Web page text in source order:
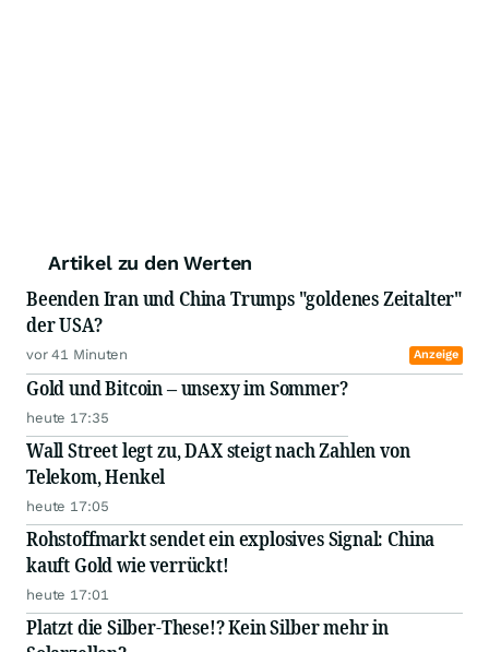
Artikel zu den Werten
Beenden Iran und China Trumps "goldenes Zeitalter"
der USA?
vor 41 Minuten Anzeige
Gold und Bitcoin – unsexy im Sommer?
heute 17:35
Wall Street legt zu, DAX steigt nach Zahlen von
Telekom, Henkel
heute 17:05
Rohstoffmarkt sendet ein explosives Signal: China
kauft Gold wie verrückt!
heute 17:01
Platzt die Silber-These!? Kein Silber mehr in